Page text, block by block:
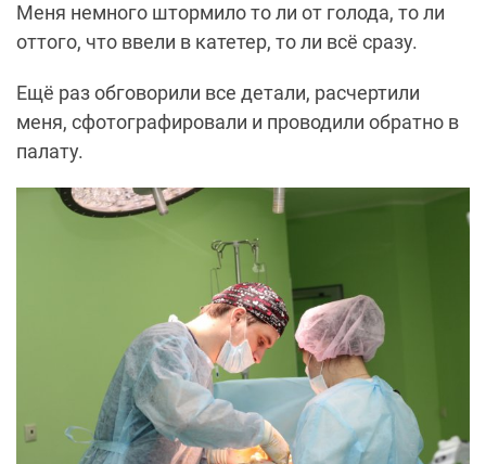
Меня немного штормило то ли от голода, то ли
оттого, что ввели в катетер, то ли всё сразу.
Ещё раз обговорили все детали, расчертили
меня, сфотографировали и проводили обратно в
палату.